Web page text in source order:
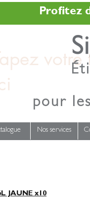
Profitez
votre
pour
Nos services
JAUNE x10